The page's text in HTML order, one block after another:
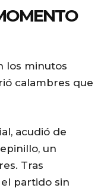
los minutos
calambres que
acudió de
un
Tras
partido sin